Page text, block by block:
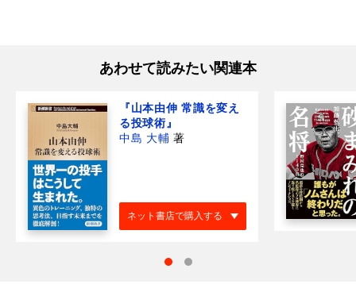
あわせて読みたい関連本
『山本由伸 常識を変え
る投球術』
中島 大輔 著
ネット書店で購入する